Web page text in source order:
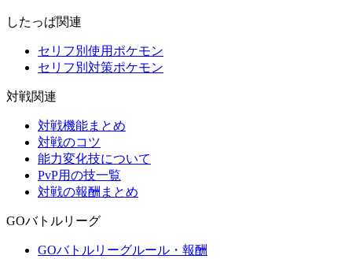
したっぱ関連
セリフ別使用ポケモン
セリフ別対策ポケモン
対戦関連
対戦機能まとめ
対戦のコツ
能力変化技について
PvP用の技一覧
対戦の報酬まとめ
GOバトルリーグ
GOバトルリーグルール・報酬